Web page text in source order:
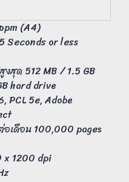
(A4)
Seconds or less
สุด 512 MB / 1.5 GB
hard drive
PCL 5e, Adobe
เดือน 100,000 pages
x 1200 dpi